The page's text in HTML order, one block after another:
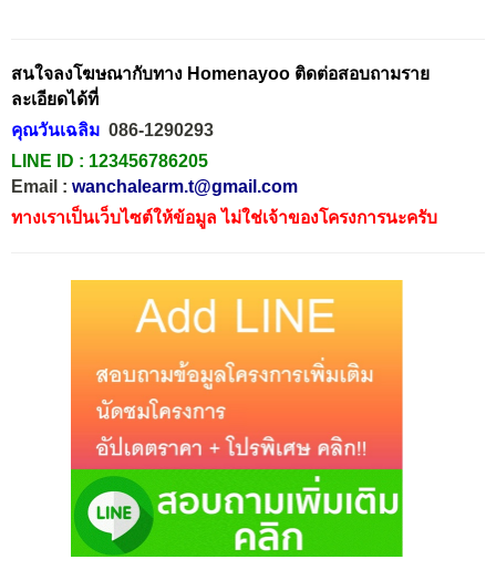
สนใจลงโฆษณากับทาง Homenayoo ติดต่อสอบถามราย
ละเอียดได้ที่
คุณวันเฉลิม 086-1290293
LINE ID : 123456786205
Email : wanchalearm.t@gmail.com
ทางเราเป็นเว็บไซต์ให้ข้อมูล ไม่ใช่เจ้าของโครงการนะครับ